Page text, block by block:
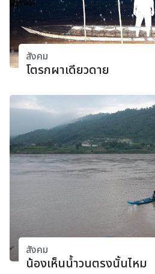
สังคม
โตรกผาเดียวดาย
สังคม
น้องเห็นน้ำวนตรงนั้นไหม